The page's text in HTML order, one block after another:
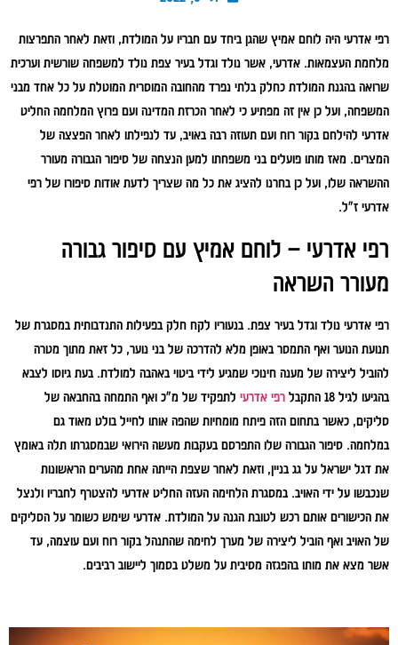
רפי אדרעי היה לוחם אמיץ שהגן ביחד עם חבריו על המולדת, וזאת לאחר התפרצות
מלחמת העצמאות. אדרעי, אשר נולד וגדל בעיר צפת נולד למשפחה שורשית וערכית
שרואה בהגנת המולדת כחלק בלתי נפרד מהחובה המוסרית המוטלת על כל אחד מבני
המשפחה, ועל כן אין זה מפתיע כי לאחר הכרזת המדינה ועם פרוץ המלחמה החליט
אדרעי להילחם בקור רוח ועם תעוזה רבה באויב, עד לנפילתו לאחר הפצצה של
המצרים. מאז מותו פועלים בני משפחתו למען הנצחה של סיפור הגבורה מעורר
ההשראה שלו, ועל כן בחרנו להציג את כל מה שצריך לדעת אודות סיפורו של רפי
אדרעי ז"ל.
רפי אדרעי – לוחם אמיץ עם סיפור גבורה
מעורר השראה
רפי אדרעי נולד וגדל בעיר צפת. בנעוריו לקח חלק בפעילות התנדבותית במסגרת של
תנועת הנוער ואף התמסר באופן מלא להדרכה של בני נוער, כל זאת מתוך מטרה
להוביל ליצירה של מענה חינוכי שמגיע לידי ביטוי באהבה למולדת. בעת גיוסו לצבא
בהגיעו לגיל 18 התקבל
רפי אדרעי לתפקיד של מ"כ ואף התמחה בהחבאה של
סליקים, כאשר בתחום הזה פיתח מומחיות שהפה אותו לחייל בולט מאוד גם
במלחמה. סיפור הגבורה שלו התפרסם בעקבות מעשה הירואי שבמסגרתו תלה באומץ
את דגל ישראל על גג בניין, וזאת לאחר שצפת הייתה אחת מהערים הראשונות
שנכבשו על ידי האויב. במסגרת הלחימה העזה החליט אדרעי להצטרף לחבריו ולנצל
את הכישורים אותם רכש לטובת הגנה על המולדת. אדרעי שימש כשומר על הסליקים
של האויב ואף הוביל ליצירה של מערך לחימה שהתנהל בקור רוח ועם עוצמה, עד
אשר מצא את מותו בהפגזה מסיבית על משלט בסמוך ליישוב רביבים.